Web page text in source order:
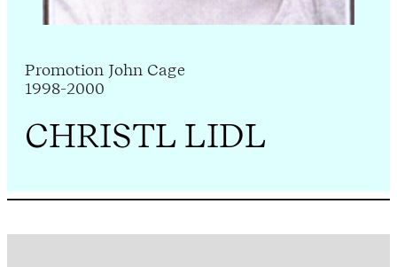
Promotion John Cage
1998-2000
CHRISTL LIDL